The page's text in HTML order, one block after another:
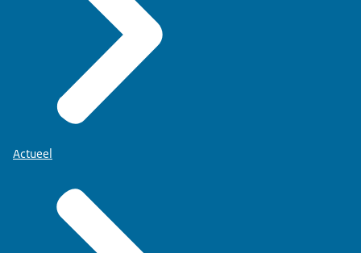
Actueel